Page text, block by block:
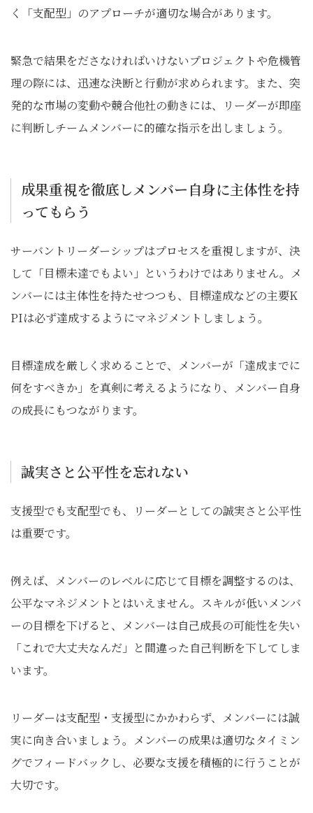
く「支配型」のアプローチが適切な場合があります。
緊急で結果をださなければいけないプロジェクトや危機管
理の際には、迅速な決断と行動が求められます。また、突
発的な市場の変動や競合他社の動きには、リーダーが即座
に判断しチームメンバーに的確な指示を出しましょう。
成果重視を徹底しメンバー自身に主体性を持
ってもらう
サーバントリーダーシップはプロセスを重視しますが、決
して「目標未達でもよい」というわけではありません。メ
ンバーには主体性を持たせつつも、目標達成などの主要K
PIは必ず達成するようにマネジメントしましょう。
目標達成を厳しく求めることで、メンバーが「達成までに
何をすべきか」を真剣に考えるようになり、メンバー自身
の成長にもつながります。
誠実さと公平性を忘れない
支援型でも支配型でも、リーダーとしての誠実さと公平性
は重要です。
例えば、メンバーのレベルに応じて目標を調整するのは、
公平なマネジメントとはいえません。スキルが低いメンバ
ーの目標を下げると、メンバーは自己成長の可能性を失い
「これで大丈夫なんだ」と間違った自己判断を下してしま
います。
リーダーは支配型・支援型にかかわらず、メンバーには誠
実に向き合いましょう。メンバーの成果は適切なタイミン
グでフィードバックし、必要な支援を積極的に行うことが
大切です。